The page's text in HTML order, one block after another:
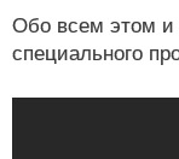
Обо всем этом и
специального